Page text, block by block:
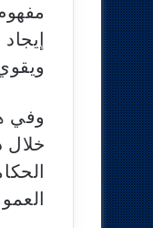
وفي
خلال